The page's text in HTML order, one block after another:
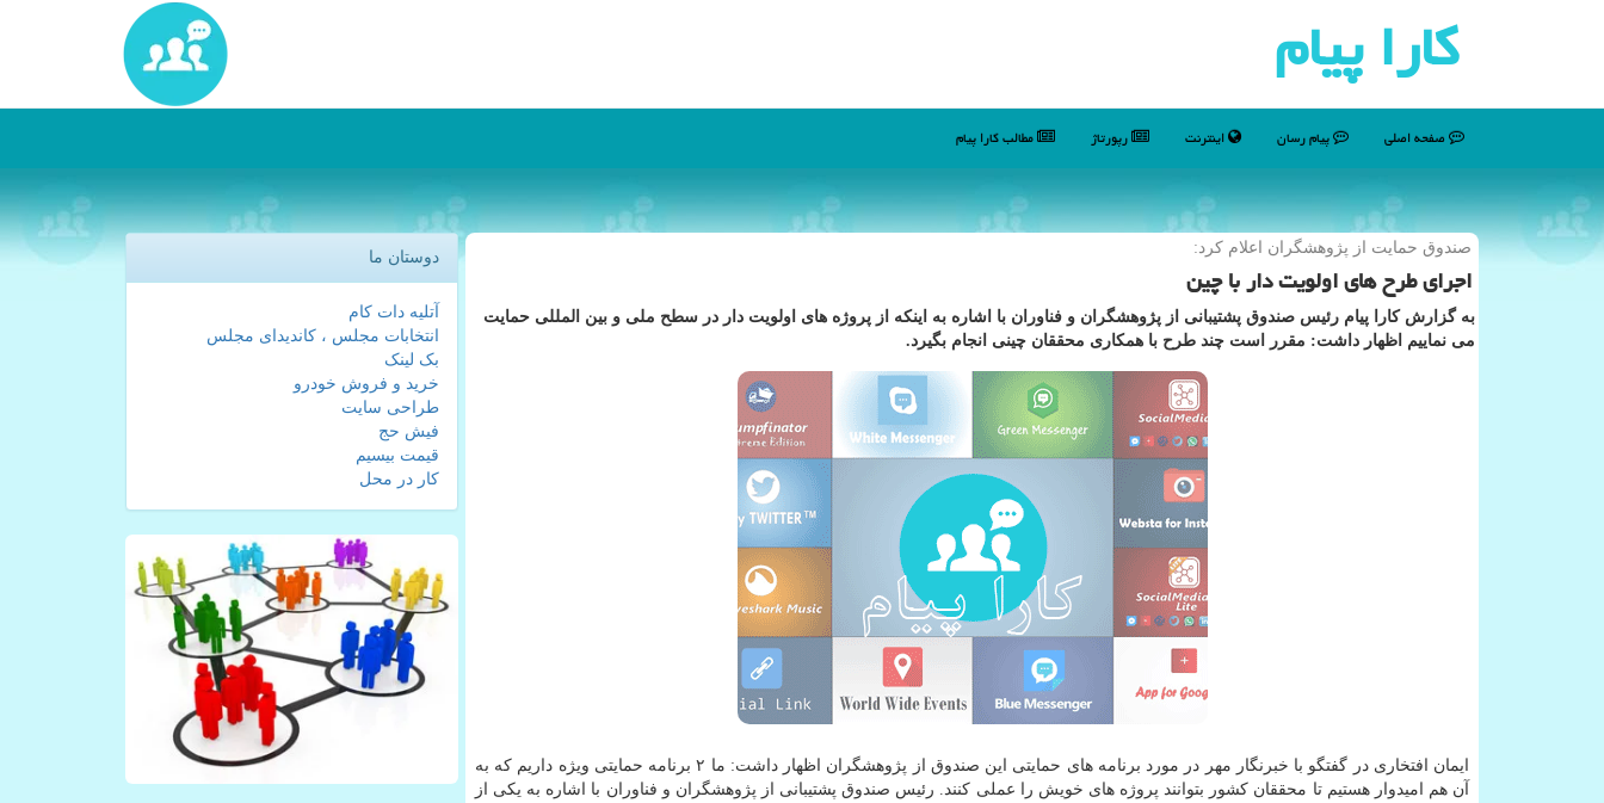
كارا پیام
صفحه اصلی پیام رسان اینترنت رپورتاژ مطالب كارا پیام
صندوق حمایت از پژوهشگران اعلام كرد:
اجرای طرح های اولویت دار با چین
به گزارش كارا پیام رئیس صندوق پشتیبانی از پژوهشگران و فناوران با اشاره به اینكه از پروژه های اولویت دار در سطح ملی و بین المللی حمایت
می نماییم اظهار داشت: مقرر است چند طرح با همكاری محققان چینی انجام بگیرد.
ایمان افتخاری در گفتگو با خبرنگار مهر در مورد برنامه های حمایتی این صندوق از پژوهشگران اظهار داشت: ما ۲ برنامه حمایتی ویژه داریم که به
آن هم امیدوار هستیم تا محققان کشور بتوانند پروژه های خویش را عملی کنند. رئیس صندوق پشتیبانی از پژوهشگران و فناوران با اشاره به یکی از
دوستان ما
آتلیه دات کام
انتخابات مجلس ، کاندیدای مجلس
بک لینک
خرید و فروش خودرو
طراحی سایت
فیش حج
قیمت بیسیم
کار در محل